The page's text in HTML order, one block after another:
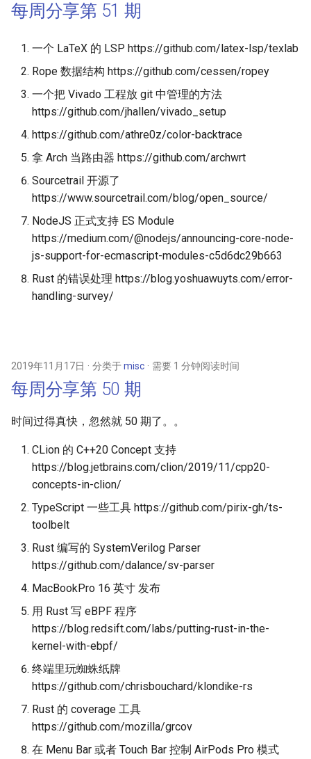
每周分享第 51 期
一个 LaTeX 的 LSP https://github.com/latex-lsp/texlab
Rope 数据结构 https://github.com/cessen/ropey
一个把 Vivado 工程放 git 中管理的方法
https://github.com/jhallen/vivado_setup
https://github.com/athre0z/color-backtrace
拿 Arch 当路由器 https://github.com/archwrt
Sourcetrail 开源了
https://www.sourcetrail.com/blog/open_source/
NodeJS 正式支持 ES Module
https://medium.com/@nodejs/announcing-core-node-
js-support-for-ecmascript-modules-c5d6dc29b663
Rust 的错误处理 https://blog.yoshuawuyts.com/error-
handling-survey/
2019年11月17日 分类于misc 需要 1 分钟阅读时间
每周分享第 50 期
时间过得真快，忽然就 50 期了。。
CLion 的 C++20 Concept 支持
https://blog.jetbrains.com/clion/2019/11/cpp20-
concepts-in-clion/
TypeScript 一些工具 https://github.com/pirix-gh/ts-
toolbelt
Rust 编写的 SystemVerilog Parser
https://github.com/dalance/sv-parser
MacBookPro 16 英寸 发布
用 Rust 写 eBPF 程序
https://blog.redsift.com/labs/putting-rust-in-the-
kernel-with-ebpf/
终端里玩蜘蛛纸牌
https://github.com/chrisbouchard/klondike-rs
Rust 的 coverage 工具
https://github.com/mozilla/grcov
在 Menu Bar 或者 Touch Bar 控制 AirPods Pro 模式